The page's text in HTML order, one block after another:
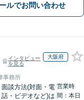
ルでお問い合わせ
インタビュー
を見る
大阪府
事務所
面談方法(対面・電
話・ビデオなど)は
営業時
間：本日